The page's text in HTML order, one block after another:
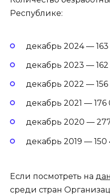
Республике:
декабрь 2024 — 163
декабрь 2023 — 162
декабрь 2022 — 156
декабрь 2021 — 176
декабрь 2020 — 277
декабрь 2019 — 150
Если посмотреть на
среди стран